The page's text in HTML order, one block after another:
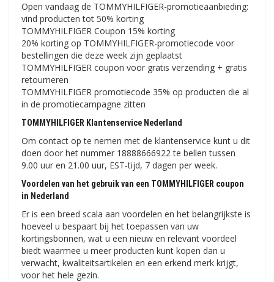
Open vandaag de TOMMYHILFIGER-promotieaanbieding:
vind producten tot 50% korting
TOMMYHILFIGER Coupon 15% korting
20% korting op TOMMYHILFIGER-promotiecode voor
bestellingen die deze week zijn geplaatst
TOMMYHILFIGER coupon voor gratis verzending + gratis
retourneren
TOMMYHILFIGER promotiecode 35% op producten die al
in de promotiecampagne zitten
TOMMYHILFIGER Klantenservice Nederland
Om contact op te nemen met de klantenservice kunt u dit
doen door het nummer 18888666922 te bellen tussen
9.00 uur en 21.00 uur, EST-tijd, 7 dagen per week.
Voordelen van het gebruik van een TOMMYHILFIGER coupon
in Nederland
Er is een breed scala aan voordelen en het belangrijkste is
hoeveel u bespaart bij het toepassen van uw
kortingsbonnen, wat u een nieuw en relevant voordeel
biedt waarmee u meer producten kunt kopen dan u
verwacht, kwaliteitsartikelen en een erkend merk krijgt,
voor het hele gezin.